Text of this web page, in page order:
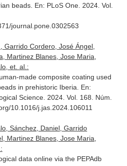
beads. En: PLoS One. 2024. Vol.
journal.pone.0302563
Garrido Cordero, José Ángel,
Martinez Blanes, Jose Maria,
et. al.:
made composite coating used
in prehistoric Iberia. En:
Science. 2024. Vol. 168. Núm.
10.1016/j.jas.2024.106011
Sánchez, Daniel, Garrido
Martinez Blanes, Jose Maria,
data online via the PEPAdb